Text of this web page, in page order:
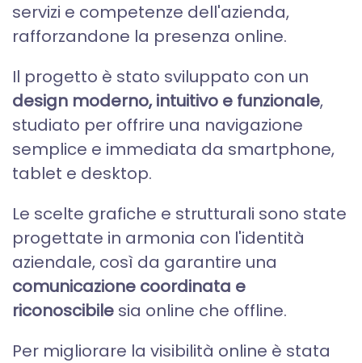
servizi e competenze dell'azienda,
rafforzandone la presenza online.
Il progetto è stato sviluppato con un
design moderno, intuitivo e funzionale,
studiato per offrire una navigazione
semplice e immediata da smartphone,
tablet e desktop.
Le scelte grafiche e strutturali sono state
progettate in armonia con l'identità
aziendale, così da garantire una
comunicazione coordinata e
riconoscibile sia online che offline.
Per migliorare la visibilità online è stata